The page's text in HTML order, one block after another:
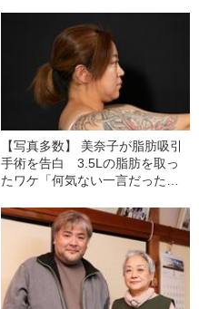
【写真多数】 美奈子が脂肪吸引
手術を告白 3.5Lの脂肪を取っ
たワケ「何気ない一言だったん